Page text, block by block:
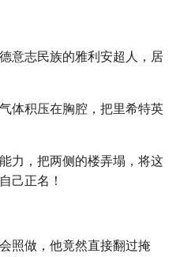
意志民族的雅利安超人，居
体积压在胸腔，把里希特英
力，把两侧的楼弄塌，将这
己正名！
照做，他竟然直接翻过掩